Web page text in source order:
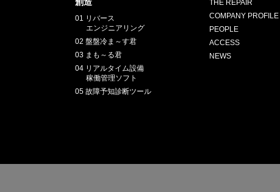
01 リバース
エンジニアリング
02 盤盤冷ま～す君
03 まも～る君
04 リアルタイム設備
稼働管理ソフト
05 故障予知診断ツール
THE REPAIR
COMPANY PROFILE
PEOPLE
ACCESS
NEWS